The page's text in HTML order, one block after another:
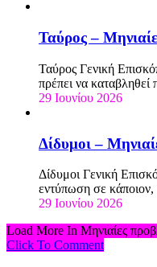
Ταύρος –
Ταύρος Γενική
πρέπει να
29 Ιουνίου 2026
Δίδυμοι –
Δίδυμοι Γενική
εντύπωση σε
29 Ιουνίου 2026
Load More In Μηνιαίες
Click To Comment